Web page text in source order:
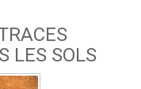
LES SOLS